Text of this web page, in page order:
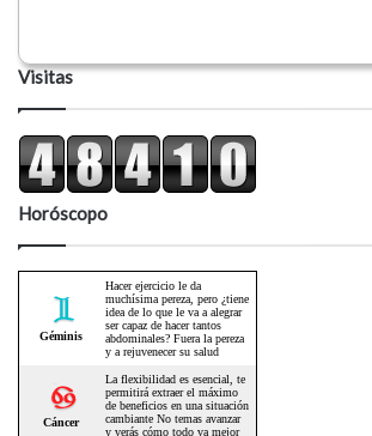
Visitas
Horóscopo